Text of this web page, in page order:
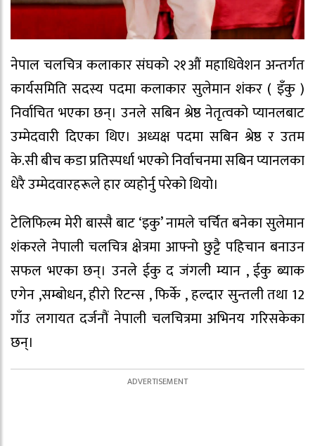
नेपाल चलचित्र कलाकार संघको २१औं महाधिवेशन अन्तर्गत
कार्यसमिति सदस्य पदमा कलाकार सुलेमान शंकर ( इँकु )
निर्वाचित भएका छन्। उनले सबिन श्रेष्ठ नेतृत्वको प्यानलबाट
उम्मेदवारी दिएका थिए। अध्यक्ष पदमा सबिन श्रेष्ठ र उतम
के.सी बीच कडा प्रतिस्पर्धा भएको निर्वाचनमा सबिन प्यानलका
धेरै उम्मेदवारहरूले हार व्यहोर्नु परेको थियो।
टेलिफिल्म मेरी बास्सै बाट ‘इकु’ नामले चर्चित बनेका सुलेमान
शंकरले नेपाली चलचित्र क्षेत्रमा आफ्नो छुट्टै पहिचान बनाउन
सफल भएका छन्। उनले ईकु द जंगली म्यान , ईकु ब्याक
एगेन ,सम्बोधन, हीरो रिटन्स , फिर्के , हल्दार सुन्तली तथा 12
गाँउ लगायत दर्जनौं नेपाली चलचित्रमा अभिनय गरिसकेका
छन्।